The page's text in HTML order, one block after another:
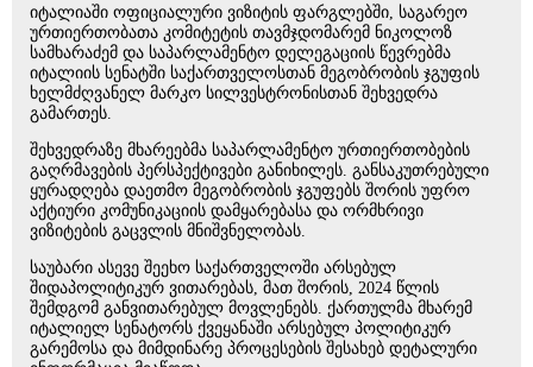
იტალიაში ოფიციალური ვიზიტის ფარგლებში, საგარეო
ურთიერთობათა კომიტეტის თავმჯდომარემ ნიკოლოზ
სამხარაძემ და საპარლამენტო დელეგაციის წევრებმა
იტალიის სენატში საქართველოსთან მეგობრობის ჯგუფის
ხელმძღვანელ მარკო სილვესტრონისთან შეხვედრა
გამართეს.
შეხვედრაზე მხარეებმა საპარლამენტო ურთიერთობების
გაღრმავების პერსპექტივები განიხილეს. განსაკუთრებული
ყურადღება დაეთმო მეგობრობის ჯგუფებს შორის უფრო
აქტიური კომუნიკაციის დამყარებასა და ორმხრივი
ვიზიტების გაცვლის მნიშვნელობას.
საუბარი ასევე შეეხო საქართველოში არსებულ
შიდაპოლიტიკურ ვითარებას, მათ შორის, 2024 წლის
შემდგომ განვითარებულ მოვლენებს. ქართულმა მხარემ
იტალიელ სენატორს ქვეყანაში არსებულ პოლიტიკურ
გარემოსა და მიმდინარე პროცესების შესახებ დეტალური